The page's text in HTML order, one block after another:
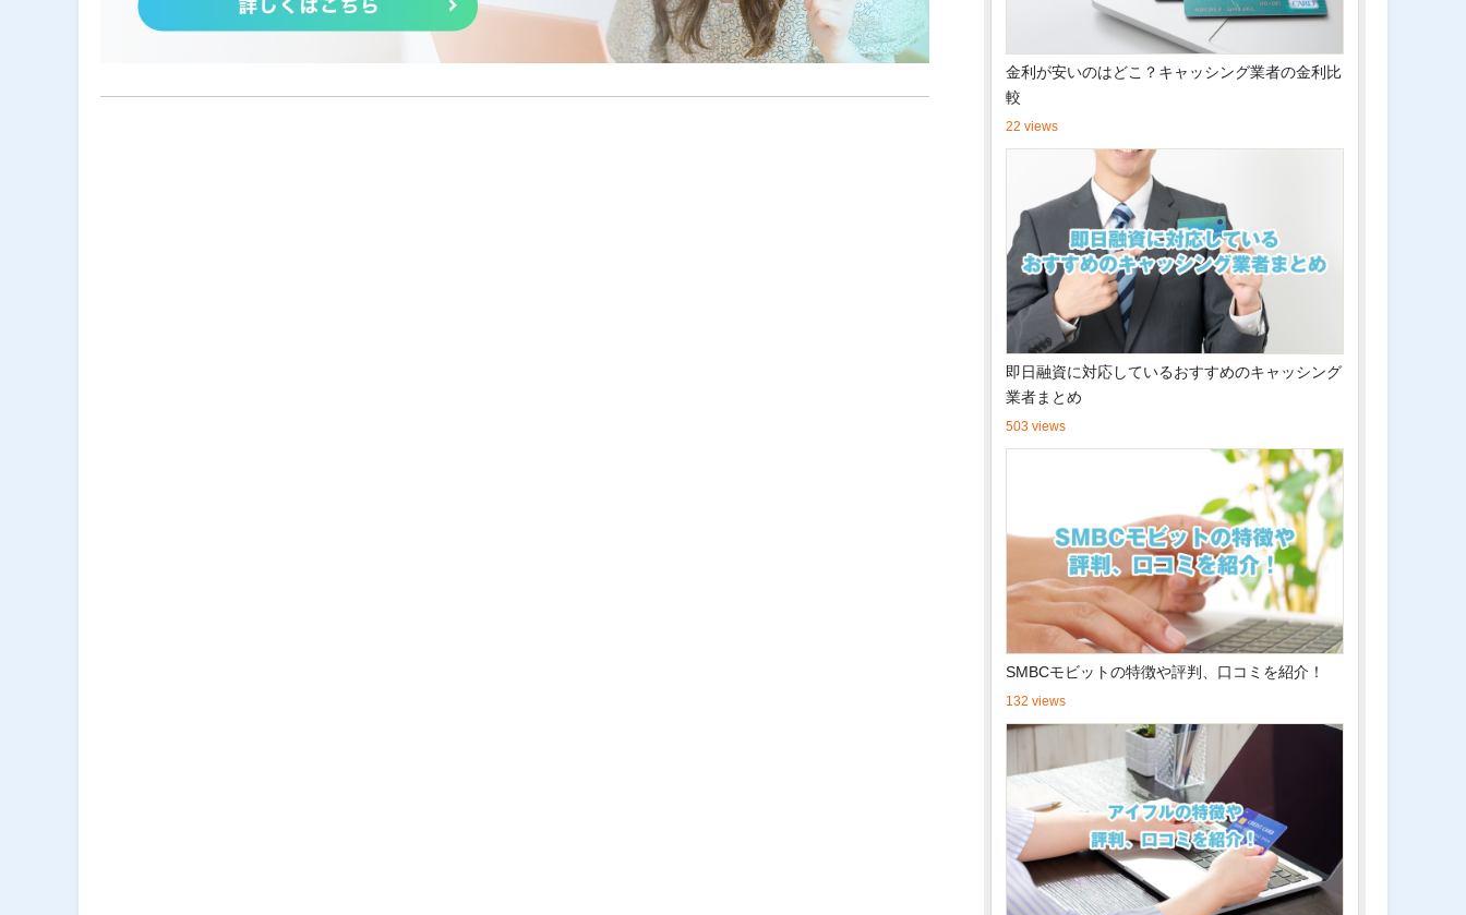
金利が安いのはどこ？キャッシング業者の金利比
較
22 views
即日融資に対応しているおすすめのキャッシング
業者まとめ
503 views
SMBCモビットの特徴や評判、口コミを紹介！
132 views